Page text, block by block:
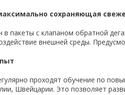
сохраняющая
в пакеты с клапаном обратной
внешней среды.
проходят обучение по
Швейцарии. Это позволяет